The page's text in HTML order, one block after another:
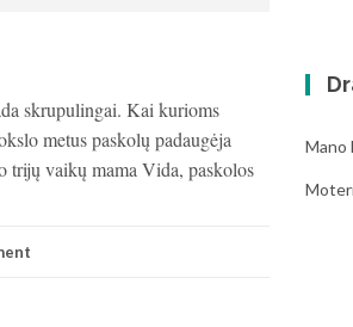
skrupulingai. Kai kurioms
metus paskolų padaugėja
trijų vaikų mama Vida, paskolos
Mano